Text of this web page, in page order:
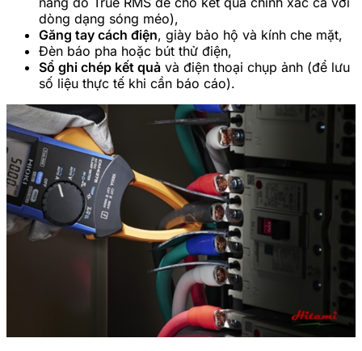
dòng dạng sóng méo),
Găng tay cách điện, giày bảo hộ và kính che mặt,
Đèn báo pha hoặc bút thử điện,
Sổ ghi chép kết quả và điện thoại chụp ảnh (để lưu
số liệu thực tế khi cần báo cáo).